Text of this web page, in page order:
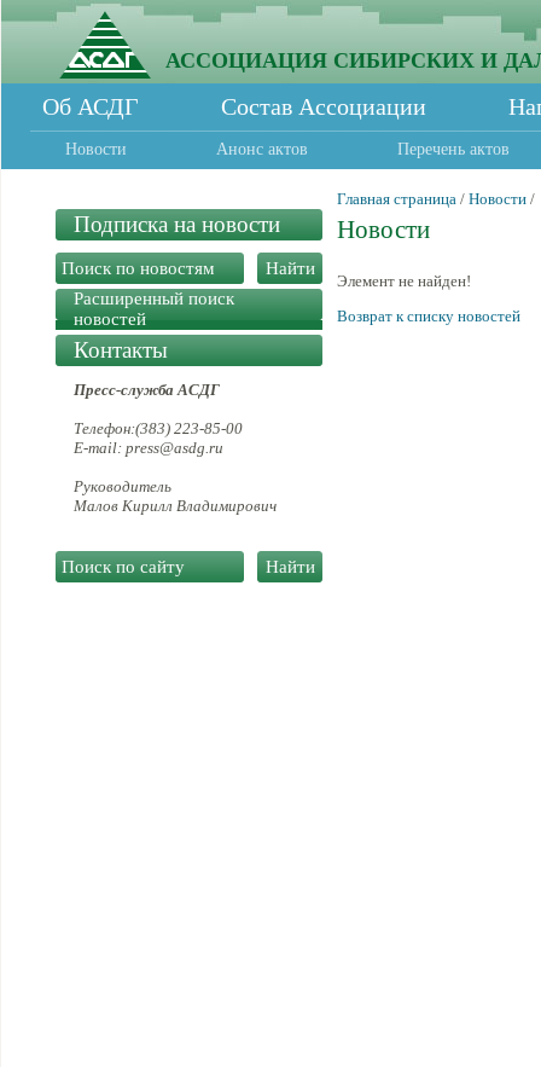
АССОЦИАЦИЯ СИБИРСКИХ И
Об АСДГ Состав Ассоциации
Новости Анонс актов Перечень актов
Подписка на новости
Расширенный поиск
новостей
Контакты
Пресс-служба АСДГ
Телефон:(383) 223-85-00
E-mail: press@asdg.ru
Руководитель
Малов Кирилл Владимирович
Главная страница / Новости /
Новости
Элемент не найден!
Возврат к списку новостей